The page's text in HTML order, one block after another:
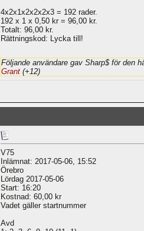
4x2x1x2x2x2x3 = 192 rader.
192 x 1 x 0,50 kr = 96,00 kr.
Totalt: 96,00 kr.
Rättningskod: Lycka till!
Följande användare gav Sharp$ för den
Grant (+12)
V75
Inlämnat: 2017-05-06, 15:52
Örebro
Lördag 2017-05-06
Start: 16:20
Kostnad: 60,00 kr
Vadet gäller startnummer
Avd